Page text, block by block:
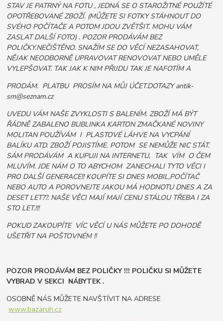
STAV JE PATRNÝ NA FOTU , JEDNÁ SE O STAROŽITNÉ POUŽÍTÉ
OPOTŘEBOVANÉ ZBOŽÍ. (MŮŽETE SI FOTKY STÁHNOUT DO
SVÉHO POČÍTAČE A POTOM JDOU ZVĚTŠIT. MOHU VÁM
ZASLAT DALŠÍ FOTO) . POZOR PRODÁVÁM BEZ
POLIČKY.NEČIŠTĚNO. SNAŽÍM SE DO VĚCÍ NEZASAHOVAT,
NĚJAK NEODBORNĚ UPRAVOVAT RENOVOVAT NEBO UMĚLE
VYLEPŠOVAT. TAK JAK K NIM PŘIJDU TAK JE NAFOTÍM A
PRODÁM. PLATBU PROSÍM NA MŮJ ÚČET.DOTAZY antik-
sm@seznam.cz
UVEDU VÁM NAŠE ZVYKLOSTI S BALENÍM. ZBOŽÍ MÁ BÝT
ŘÁDNĚ ZABALENO BUBLINKA KARTON ZMAČKANÉ NOVINY
MOLITAN POUŽÍVÁM I PLASTOVÉ LÁHVE NA VYCPÁNÍ
BALÍKU ATD. ZBOŽÍ POJISTÍME. POTOM SE NEMŮŽE NIC STÁT.
SÁM PRODÁVÁM A KUPUJI NA INTERNETU, TAK VÍM O ČEM
MLUVÍM. JDE NÁM O TO ABYCHOM ZANECHALI TYTO VĚCI I
PRO DALŠÍ GENERACE!! KOUPÍTE SI DNES MOBIL,POČÍTAČ
NEBO AUTO A POROVNEJTE JAKOU MÁ HODNOTU DNES A ZA
DESET LET??. NAŠE VĚCI MAJÍ MAJÍ CENU STÁLOU TŘEBA I ZA
STO LET.!!!
POKUD ZAKOUPÍTE VÍC VĚCÍ U NÁS MŮŽETE PO DOHODĚ
UŠETŘIT NA POŠTOVNÉM !!
POZOR PRODÁVÁM BEZ POLIČKY !!! POLIČKU SI MŮŽETE
VYBRAD V SEKCI NÁBYTEK .
OSOBNĚ NÁS MŮŽETE NAVŠTÍVIT NA ADRESE
www.bazaruh.cz